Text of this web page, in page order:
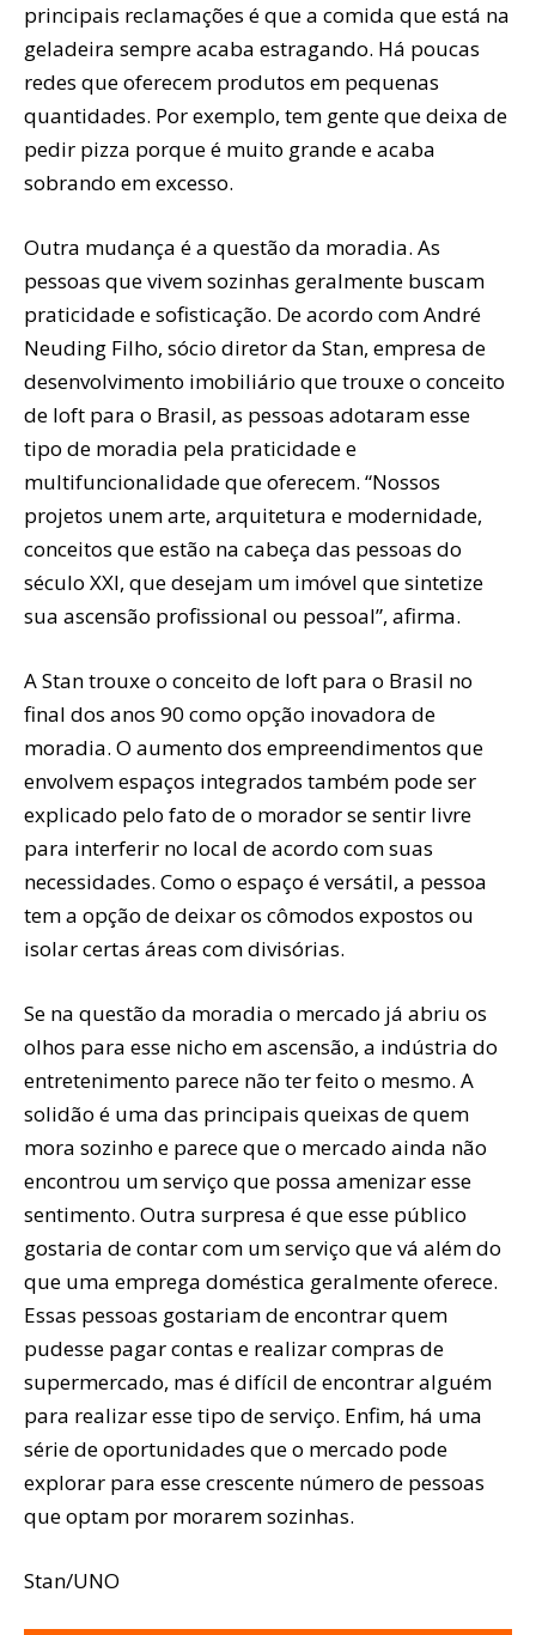
principais reclamações é que a comida que está na
geladeira sempre acaba estragando. Há poucas
redes que oferecem produtos em pequenas
quantidades. Por exemplo, tem gente que deixa de
pedir pizza porque é muito grande e acaba
sobrando em excesso.
Outra mudança é a questão da moradia. As
pessoas que vivem sozinhas geralmente buscam
praticidade e sofisticação. De acordo com André
Neuding Filho, sócio diretor da Stan, empresa de
desenvolvimento imobiliário que trouxe o conceito
de loft para o Brasil, as pessoas adotaram esse
tipo de moradia pela praticidade e
multifuncionalidade que oferecem. “Nossos
projetos unem arte, arquitetura e modernidade,
conceitos que estão na cabeça das pessoas do
século XXI, que desejam um imóvel que sintetize
sua ascensão profissional ou pessoal”, afirma.
A Stan trouxe o conceito de loft para o Brasil no
final dos anos 90 como opção inovadora de
moradia. O aumento dos empreendimentos que
envolvem espaços integrados também pode ser
explicado pelo fato de o morador se sentir livre
para interferir no local de acordo com suas
necessidades. Como o espaço é versátil, a pessoa
tem a opção de deixar os cômodos expostos ou
isolar certas áreas com divisórias.
Se na questão da moradia o mercado já abriu os
olhos para esse nicho em ascensão, a indústria do
entretenimento parece não ter feito o mesmo. A
solidão é uma das principais queixas de quem
mora sozinho e parece que o mercado ainda não
encontrou um serviço que possa amenizar esse
sentimento. Outra surpresa é que esse público
gostaria de contar com um serviço que vá além do
que uma emprega doméstica geralmente oferece.
Essas pessoas gostariam de encontrar quem
pudesse pagar contas e realizar compras de
supermercado, mas é difícil de encontrar alguém
para realizar esse tipo de serviço. Enfim, há uma
série de oportunidades que o mercado pode
explorar para esse crescente número de pessoas
que optam por morarem sozinhas.
Stan/UNO